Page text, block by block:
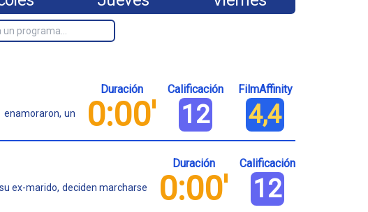
enamoraron, un
Duración
0:00'
Calificación
12
FilmAffinity
4,4
ex-marido, deciden marcharse
Duración
0:00'
Calificación
12